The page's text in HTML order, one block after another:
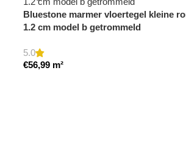
Bluestone marmer vloertegel kleine
1.2 cm model b getrommeld
5.0
€56,99 m²